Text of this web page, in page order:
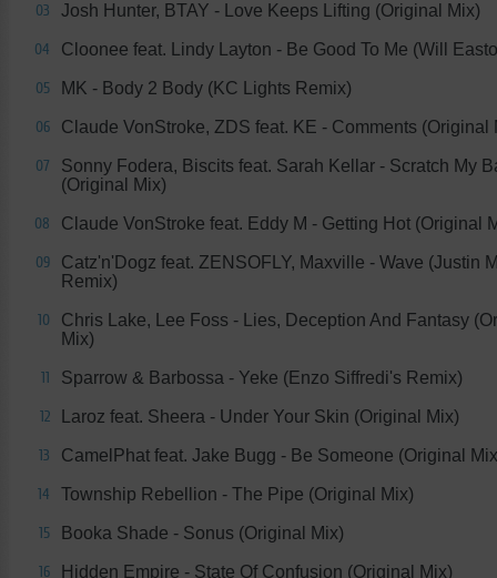
03 Josh Hunter, BTAY - Love Keeps Lifting (Original Mix)
04 Cloonee feat. Lindy Layton - Be Good To Me (Will
05 MK - Body 2 Body (KC Lights Remix)
06 Claude VonStroke, ZDS feat. KE - Comments (Original
07
Sonny Fodera, Biscits feat. Sarah Kellar - Scratch My
(Original Mix)
08 Claude VonStroke feat. Eddy M - Getting Hot (Original
09
Catz'n'Dogz feat. ZENSOFLY, Maxville - Wave (Justin
Remix)
10
Chris Lake, Lee Foss - Lies, Deception And Fantasy
Mix)
11 Sparrow & Barbossa - Yeke (Enzo Siffredi's Remix)
12 Laroz feat. Sheera - Under Your Skin (Original Mix)
13 CamelPhat feat. Jake Bugg - Be Someone (Original
14 Township Rebellion - The Pipe (Original Mix)
15 Booka Shade - Sonus (Original Mix)
16 Hidden Empire - State Of Confusion (Original Mix)